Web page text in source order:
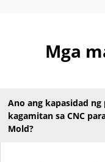
Mga
Ano ang kapasidad
kagamitan sa CNC
Mold?